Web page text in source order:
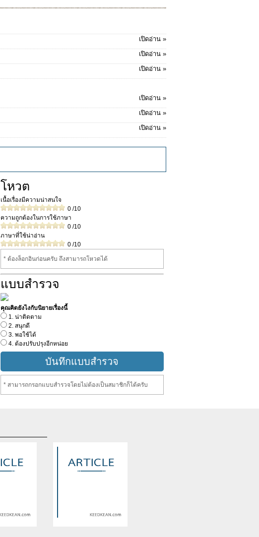
เปิดอ่าน »
เปิดอ่าน »
เปิดอ่าน »
เปิดอ่าน »
เปิดอ่าน »
เปิดอ่าน »
โหวต
เนื้อเรื่องมีความน่าสนใจ
0/10
ความถูกต้องในการใช้ภาษา
0/10
ภาษาที่ใช้น่าอ่าน
0/10
* ต้องล็อกอินก่อนครับ ถึงสามารถโหวดได้
แบบสำรวจ
คุณคิดยังไงกับนิยายเรื่องนี้
1. น่าติดตาม
2. สนุกดี
3. พอใช้ได้
4. ต้องปรับปรุงอีกหน่อย
* สามารถกรอกแบบสำรวจโดยไม่ต้องเป็นสมาชิกก็ได้ครับ